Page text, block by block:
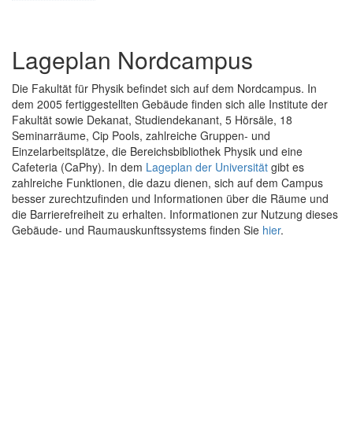
Lageplan Nordcampus
Die Fakultät für Physik befindet sich auf dem Nordcampus. In
dem 2005 fertiggestellten Gebäude finden sich alle Institute der
Fakultät sowie Dekanat, Studiendekanant, 5 Hörsäle, 18
Seminarräume, Cip Pools, zahlreiche Gruppen- und
Einzelarbeitsplätze, die Bereichsbibliothek Physik und eine
Cafeteria (CaPhy). In dem Lageplan der Universität gibt es
zahlreiche Funktionen, die dazu dienen, sich auf dem Campus
besser zurechtzufinden und Informationen über die Räume und
die Barrierefreiheit zu erhalten. Informationen zur Nutzung dieses
Gebäude- und Raumauskunftssystems finden Sie hier.